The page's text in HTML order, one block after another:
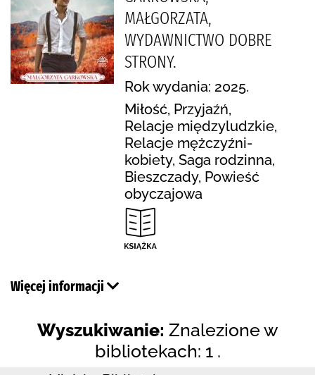
MAŁGORZATA,
WYDAWNICTWO DOBRE
STRONY.
Rok wydania: 2025.
Miłość, Przyjaźń,
Relacje międzyludzkie,
Relacje mężczyźni-
kobiety, Saga rodzinna,
Bieszczady, Powieść
obyczajowa
Więcej informacji
Wyszukiwanie: Znalezione w
bibliotekach: 1 .